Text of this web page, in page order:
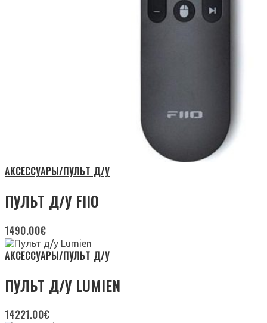
АКСЕССУАРЫ/ПУЛЬТ Д/У
ПУЛЬТ Д/У FIIO
1490.00€
АКСЕССУАРЫ/ПУЛЬТ Д/У
ПУЛЬТ Д/У LUMIEN
14221.00€